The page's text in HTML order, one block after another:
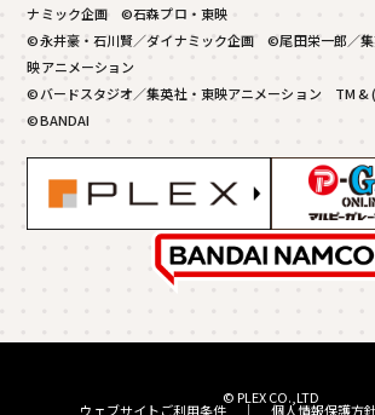
ナミック企画 ©石森プロ・東映
©永井豪・石川賢／ダイナミック企画 ©尾田栄一郎／集
映アニメーション
©バードスタジオ／集英社・東映アニメーション TM &
©BANDAI
© PLEX CO.,LTD
ウェブサイトご利用条件 ｜ 個人情報保護方